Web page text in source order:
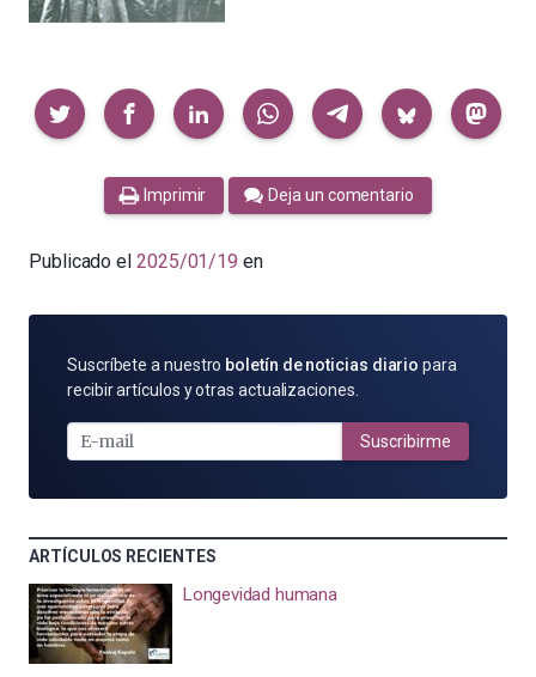
Compartir
Imprimir Deja un comentario
Publicado el 2025/01/19 en
SUSCRÍBETE
POR
MAIL
Suscríbete a nuestro boletín de noticias diario para
recibir artículos y otras actualizaciones.
Suscribirme
ARTÍCULOS RECIENTES
Longevidad humana